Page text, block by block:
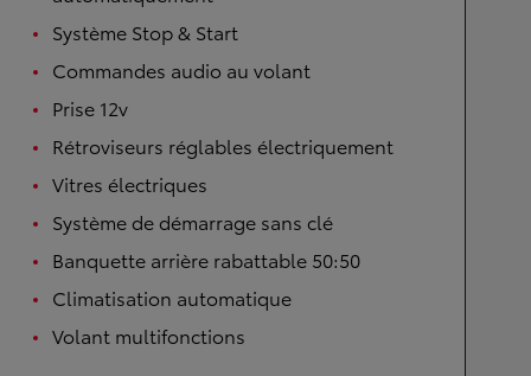
Système Stop & Start
Commandes audio au volant
Prise 12v
Rétroviseurs réglables électriquement
Vitres électriques
Système de démarrage sans clé
Banquette arrière rabattable 50:50
Climatisation automatique
Volant multifonctions